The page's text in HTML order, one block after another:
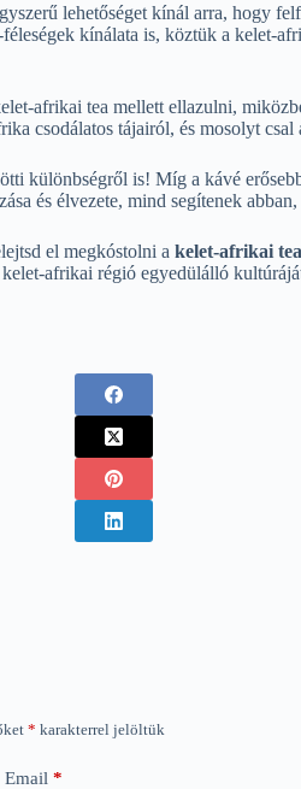
lehetőséget kínál arra, hogy
kínálata is, köztük a kelet-
afrikai tea mellett ellazulni,
csodálatos tájairól, és mosolyt csal
különbségről is! Míg a kávé
és élvezete, mind segítenek
el megkóstolni a kelet-afrikai tea
kelet-afrikai régió egyedülálló
* karakterrel jelöltük
Email *